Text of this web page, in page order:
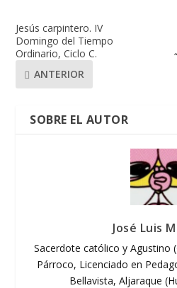
Jesús carpintero. IV
Domingo del Tiempo
Ordinario, Ciclo C.
ANTERIOR
SOBRE EL AUTOR
José Luis
Sacerdote católico y Agustino
Párroco, Licenciado en
Bellavista, Aljaraque